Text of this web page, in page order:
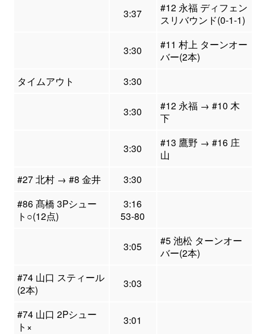
3:37
#12 永福 ディフェン
スリバウンド(0-1-1)
3:30
#11 村上 ターンオー
バー(2本)
タイムアウト
3:30
3:30
#12 永福 → #10 木
下
3:30
#13 鷹野 → #16 庄
山
#27 北村 → #8 金井
3:30
#86 髙橋 3Pシュー
ト○(12点)
3:16
53-80
3:05
#5 池松 ターンオー
バー(2本)
#74 山口 スティール
(2本)
3:03
#74 山口 2Pシュー
ト×
3:01